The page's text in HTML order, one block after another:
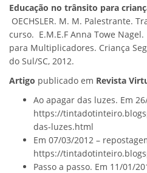
Educação no trânsito para
OECHSLER. M. M. Palestrante.
curso. E.M.E.F Anna Towe
para Multiplicadores. Criança
do Sul/SC, 2012.
Artigo publicado em Revista
Ao apagar das luzes. Em
https://
das-luzes.html
Em 07/03/2012 –
https://
Passo a passo. Em 11/01/